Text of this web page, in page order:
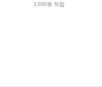
3,090원 적립